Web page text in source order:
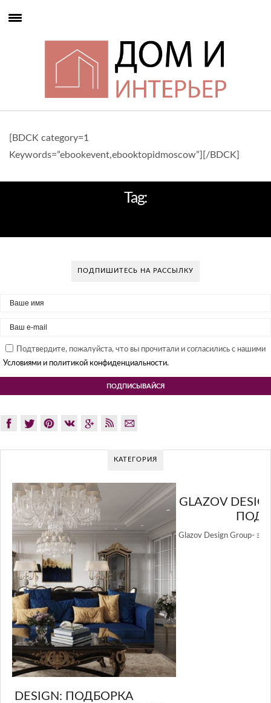
[BDCK category=1
Keywords=”ebookevent,ebooktopidmoscow”][/BDCK]
Tag:
ПОДПИШИТЕСЬ НА РАССЫЛКУ
Подтвердите, пожалуйста, что вы прочитали и согласились с нашими
Условиями и политикой конфиденциальности.
КАТЕГОРИЯ
GLAZOV DESIGN GROUP – УНИКАЛЬНЫЙ